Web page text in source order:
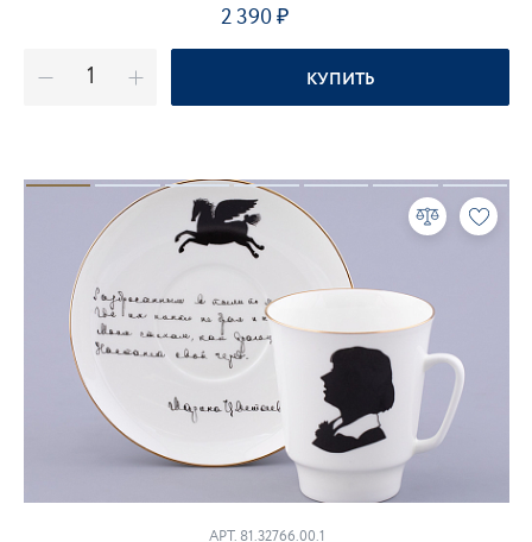
2 390₽
КУПИТЬ
АРТ. 81.32766.00.1